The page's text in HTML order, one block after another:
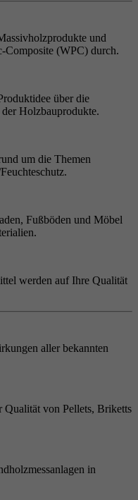
und
(WPC) durch.
über die
Holzbauprodukte.
um die Themen
Fußböden und Möbel
werden auf Ihre Qualität
aller bekannten
Qualität von Pellets, Briketts
in